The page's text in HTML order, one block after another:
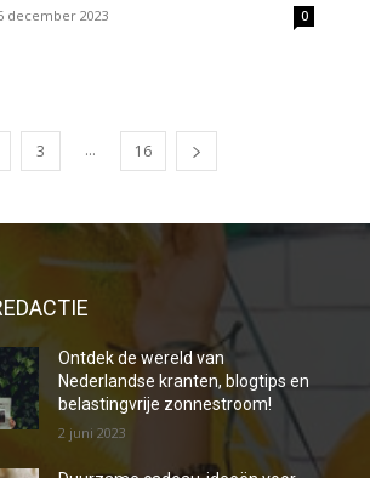
december 2023 0
3 ... 16
Ontdek de wereld van
Nederlandse kranten, blogtips en
belastingvrije zonnestroom!
2 juni 2023